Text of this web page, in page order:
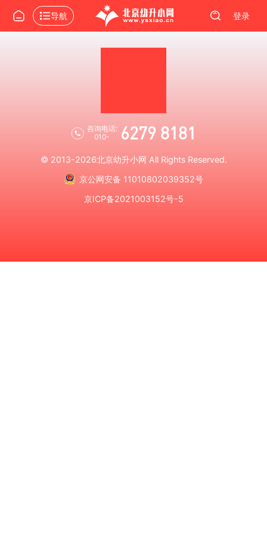
导航 登录
咨询电话:
010-
6279 8181
© 2013-2026北京幼升小网 All Rights Reserved.
京公网安备 11010802039352号
京ICP备2021003152号-5